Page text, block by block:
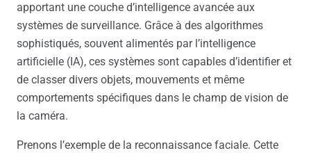
apportant une couche d’intelligence avancée aux
systèmes de surveillance. Grâce à des algorithmes
sophistiqués, souvent alimentés par l’intelligence
artificielle (IA), ces systèmes sont capables d’identifier et
de classer divers objets, mouvements et même
comportements spécifiques dans le champ de vision de
la caméra.
Prenons l’exemple de la reconnaissance faciale. Cette